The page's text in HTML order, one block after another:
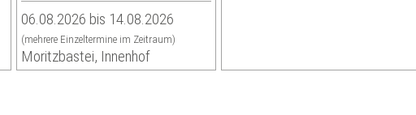
06.08.2026 bis 14.08.2026
(mehrere Einzeltermine im Zeitraum)
Moritzbastei, Innenhof